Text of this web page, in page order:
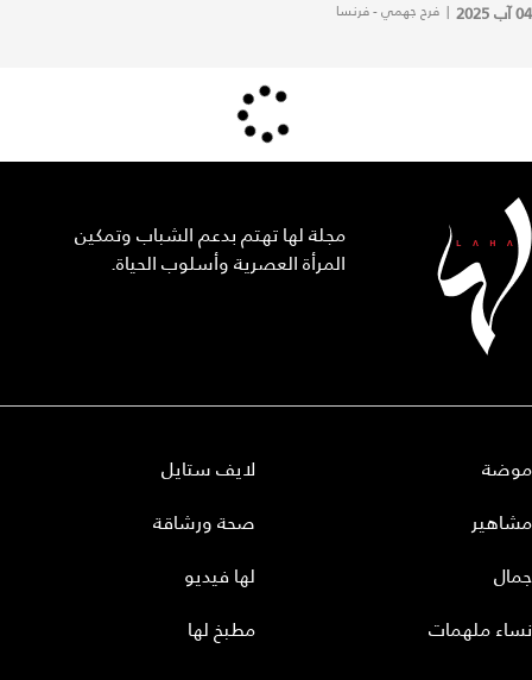
04 آب 2025 | فرح جهمي - فرنسا
مجلة لها تهتم بدعم الشباب وتمكين
المرأة العصرية وأسلوب الحياة.
موضة
مشاهير
جمال
نساء ملهمات
لايف ستايل
صحة ورشاقة
لها فيديو
مطبخ لها